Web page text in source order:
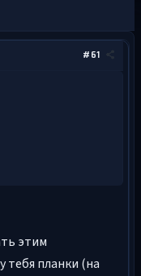
#61
этим
тебя планки (на